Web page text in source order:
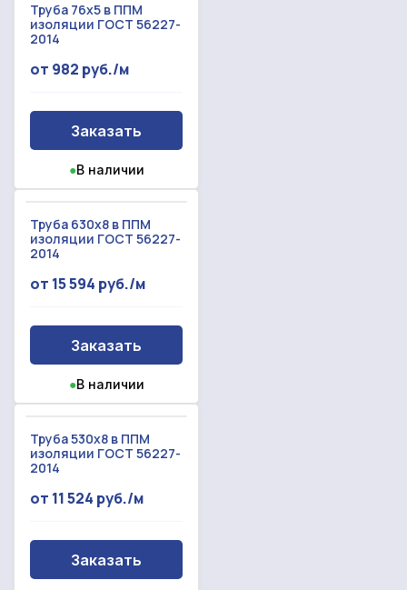
Труба 76х5 в ППМ
изоляции ГОСТ 56227-
2014
от 982 руб./м
Заказать
●В наличии
Труба 630х8 в ППМ
изоляции ГОСТ 56227-
2014
от 15 594 руб./м
Заказать
●В наличии
Труба 530х8 в ППМ
изоляции ГОСТ 56227-
2014
от 11 524 руб./м
Заказать
Отправить запрос
Даю согласие на
Заказать звонок
Даю согласие на
С вами свяжется наш менеджер.
Произошла ошибка.